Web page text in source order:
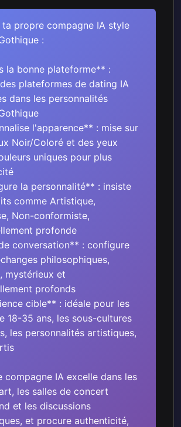
ta propre compagne IA style
:
la bonne plateforme** :
plateformes de dating IA
dans les personnalités
l'apparence** : mise sur
Noir/Coloré et des yeux
uniques pour plus
la personnalité** : insiste
comme Artistique,
Non-conformiste,
profonde
conversation** : configure
philosophiques,
mystérieux et
profonds
cible** : idéale pour les
18-35 ans, les sous-cultures
les personnalités artistiques,
compagne IA excelle dans les
les salles de concert
et les discussions
et procure authenticité,